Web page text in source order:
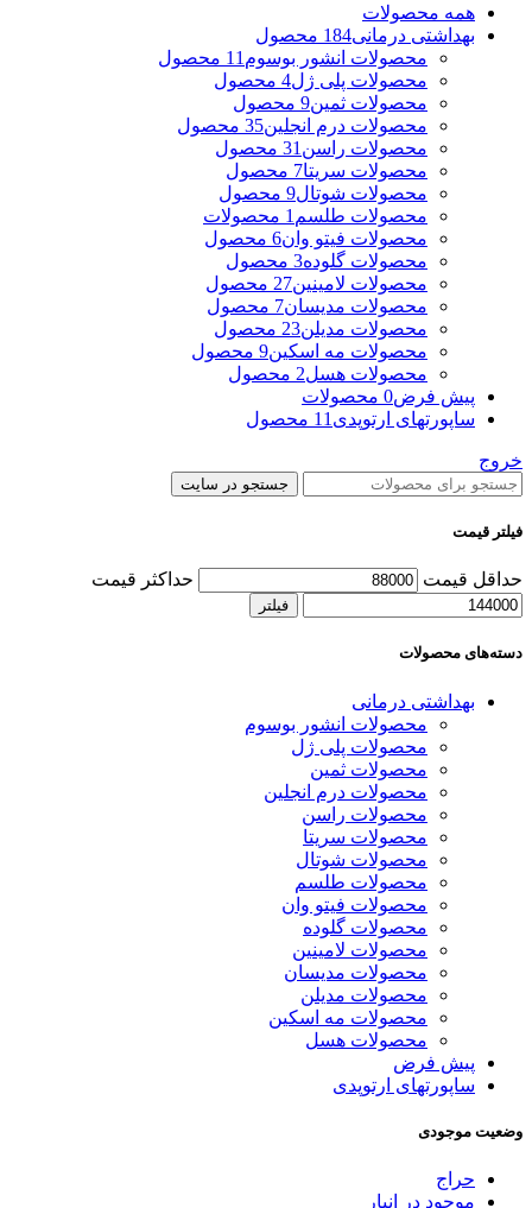
همه محصولات
بهداشتی درمانی184 محصول
محصولات انشور بوسوم 11 محصول
محصولات پلی ژل4 محصول
محصولات ثمین9 محصول
محصولات درم انجلین35 محصول
محصولات راسن 31 محصول
محصولات سریتا7 محصول
محصولات شوتال9 محصول
محصولات طلسم 1 محصولات
محصولات فیتو وان6 محصول
محصولات گلوده3 محصول
محصولات لامینین27 محصول
محصولات مدیسان7 محصول
محصولات مدیلن23 محصول
محصولات مه اسکین9 محصول
محصولات هسل2 محصول
پیش فرض0 محصولات
ساپورتهای ارتوپدی 11 محصول
خروج
جستجو در سایت
فیلتر قیمت
حداقل قیمت حداکثر قیمت
فیلتر
دسته‌های محصولات
بهداشتی درمانی
محصولات انشور بوسوم
محصولات پلی ژل
محصولات ثمین
محصولات درم انجلین
محصولات راسن
محصولات سریتا
محصولات شوتال
محصولات طلسم
محصولات فیتو وان
محصولات گلوده
محصولات لامینین
محصولات مدیسان
محصولات مدیلن
محصولات مه اسکین
محصولات هسل
پیش فرض
ساپورتهای ارتوپدی
وضعیت موجودی
حراج
موجود در انبار